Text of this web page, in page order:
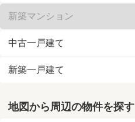
新築マンション
中古一戸建て
新築一戸建て
地図から周辺の物件を探す